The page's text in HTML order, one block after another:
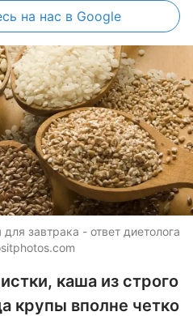
на нас в Google
завтрака - ответ диетолога
каша из строго
крупы вполне четко